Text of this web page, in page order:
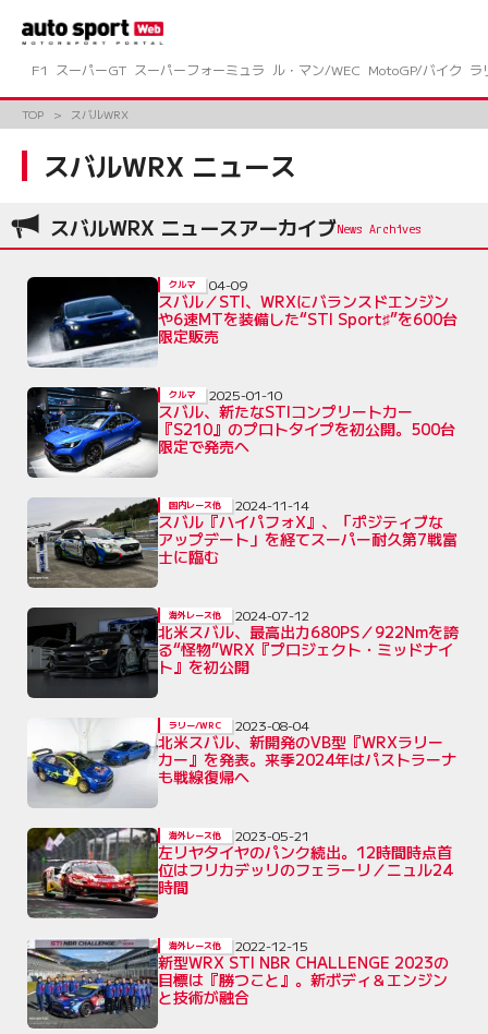
ツ
ス
F1 スーパーGT スーパーフォーミュラ ル・マン/WEC MotoGP/バイク ラ
TOP スバルWRX
スバルWRX ニュース
スバルWRX ニュースアーカイブ
スバル／STI、WRXにバランスドエンジン
や6速MTを装備した“STI Sport♯”を600台
限定販売
クルマ 04-09
スバル、新たなSTIコンプリートカー
『S210』のプロトタイプを初公開。500台
限定で発売へ
クルマ 2025-01-10
スバル『ハイパフォX』、「ポジティブな
アップデート」を経てスーパー耐久第7戦富
士に臨む
国内レース他 2024-11-14
北米スバル、最高出力680PS／922Nmを誇
る“怪物”WRX『プロジェクト・ミッドナイ
ト』を初公開
海外レース他 2024-07-12
北米スバル、新開発のVB型『WRXラリー
カー』を発表。来季2024年はパストラーナ
も戦線復帰へ
ラリー/WRC 2023-08-04
左リヤタイヤのパンク続出。12時間時点首
位はフリカデッリのフェラーリ／ニュル24
時間
海外レース他 2023-05-21
新型WRX STI NBR CHALLENGE 2023の
目標は『勝つこと』。新ボディ＆エンジン
と技術が融合
海外レース他 2022-12-15